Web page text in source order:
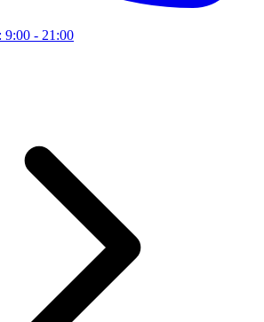
9:00 - 21:00